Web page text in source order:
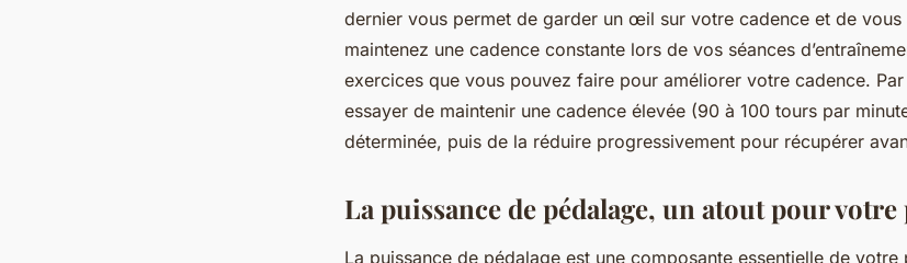
dernier vous permet de garder un œil sur votre cadence et de vous
maintenez une cadence constante lors de vos séances
exercices que vous pouvez faire pour améliorer votre cadence.
essayer de maintenir une cadence élevée (90 à 100 tours par
déterminée, puis de la réduire progressivement pour récupérer
La puissance de pédalage, un atout pour
La puissance de pédalage est une composante essentielle de